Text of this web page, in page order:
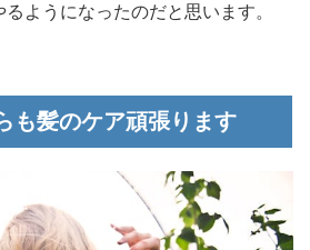
ようになったのだと思います。
も髪のケア頑張ります